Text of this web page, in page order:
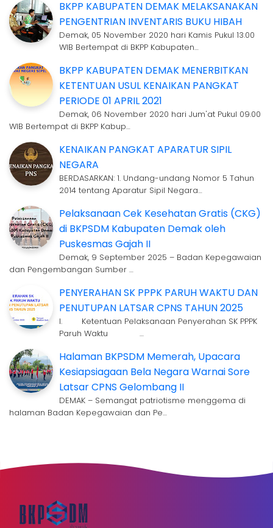
BKPP KABUPATEN DEMAK MELAKSANAKAN
PENGENTRIAN INVENTARIS BUKU HIBAH
Demak, 05 November 2020 hari Kamis Pukul 13.00
WIB Bertempat di BKPP Kabupaten…
BKPP KABUPATEN DEMAK MENERBITKAN
KETENTUAN USUL KENAIKAN PANGKAT
PERIODE 01 APRIL 2021
Demak, 06 November 2020 hari Jum'at Pukul 09.00
WIB Bertempat di BKPP Kabup…
KENAIKAN PANGKAT APARATUR SIPIL
NEGARA
BERDASARKAN: 1. Undang-undang Nomor 5 Tahun
2014 tentang Aparatur Sipil Negara…
Pelaksanaan Cek Kesehatan Gratis (CKG)
di BKPSDM Kabupaten Demak oleh
Puskesmas Gajah II
Demak, 9 September 2025 – Badan Kepegawaian
dan Pengembangan Sumber …
PENYERAHAN SK PPPK PARUH WAKTU DAN
PENUTUPAN LATSAR CPNS TAHUN 2025
I. Ketentuan Pelaksanaan Penyerahan SK PPPK
Paruh Waktu …
Halaman BKPSDM Memerah, Upacara
Kesiapsiagaan Bela Negara Warnai Sore
Latsar CPNS Gelombang II
DEMAK – Semangat patriotisme menggema di
halaman Badan Kepegawaian dan Pe…